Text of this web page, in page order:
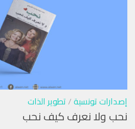
إصدارات تونسية/ تطوير الذات
نحب ولا نعرف كيف نحب